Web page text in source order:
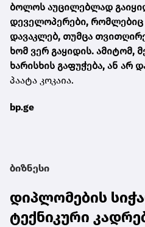
ბოლოს აუცილებლად
დეველოპერები,
დავაკლებ, თუმცა
ხომ ვერ გაყიდის. ამიტომ,
ხარისხის გაფუჭება, ან არ
პაატა კოკაია.
bp.ge
ბიზნესი
დიპლომების
ტექნიკური